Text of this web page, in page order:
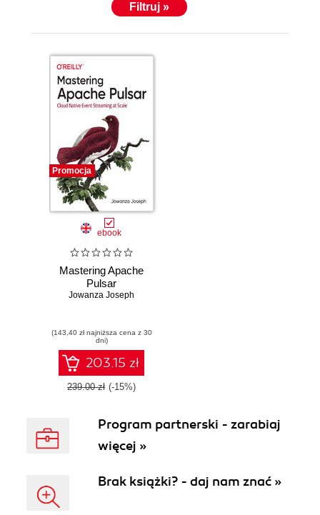
Filtruj »
Promocja
ebook
Mastering Apache
Pulsar
Jowanza Joseph
(143,40 zł najniższa cena z 30
dni)
203.15 zł
239.00 zł (-15%)
Program partnerski - zarabiaj
więcej »
Brak książki? - daj nam znać »